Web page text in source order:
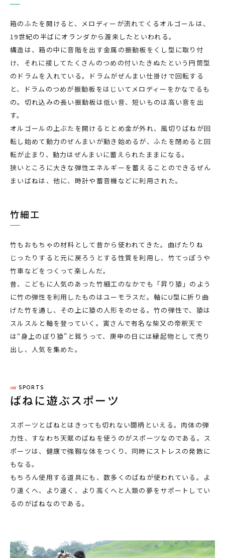
箱のふたを開けると、メロディーが流れてくるオルゴールは、
19世紀の半ばにオランダから渡来したといわれる。
構造は、箱の中に音階を出す金属の振動板をくし型に取り付
け、それに接してたくさんのつめの付いたきぬたという円筒型
のドラムを入れている。ドラムがぜんまい仕掛けで回転する
と、ドラムのつめが振動板をはじいてメロディーをかなでるも
の。切れ込みの長い振動板は低い音、短いものは高い音を出
す。
オルゴールの上ぶたを開けるととめ金が外れ、風切りばねが回
転し始めて動力のぜんまいが動き始めるが、ふたを閉めると回
転が止まり、動力はぜんまいに蓄えられたままになる。
狭いところに大きな弾性エネルギーを蓄えることのできるぜん
まいばねは、他に、時計や蓄音機などに利用された。
竹細工
竹もおもちゃの材料として昔から使われてきた。曲げたりね
じったりすると元に戻ろうとする性質を利用し、竹てっぽうや
竹車などをつくって楽しんだ。
昔、こどもに人気のあった竹細工のなかでも「昇り猿」のよう
に竹の弾性を利用したものはユーモラスだ。軸にU型に折り曲
げた竹を通し、その上に猿の人形をのせる。竹の弾性で、猿は
スルスルと軸を登っていく。寅さんで有名な柴又の帝釈天で
は“身上のぼり猿”と銘うって、庚申の日には縁起物として売り
出し、人気を集めた。
SPORTS
ばねに遊ぶスポーツ
スポーツとばねとはきっても切れない間柄といえる。肉体の弾
力性、すなわち天賦のばねを使うのがスポーツなのである。ス
ポーツは、健康で強靱な体をつくり、同時にストレスの発散に
もなる。
もちろん使用する道具にも、数多くのばねが使われている。よ
り遠くへ、より速く、より高くへと人類の夢をサポートしてい
るのがばねなのである。